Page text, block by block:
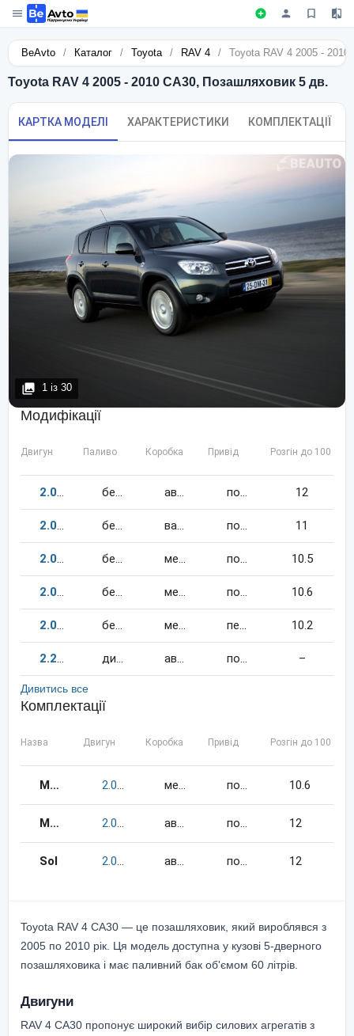
BeAvto / Каталог / Toyota / RAV 4 / Toyota RAV 4 2005 -
Toyota RAV 4 2005 - 2010 CA30, Позашляховик 5 дв.
КАРТКА МОДЕЛІ ХАРАКТЕРИСТИКИ КОМПЛЕКТАЦІЇ
1 із 30
Модифікації
Двигун Паливо Коробка Привід Розгін до 100 км/
2.0152 бензин автомат повний 12
2.0158 бензин варіатор повний 11
2.0158 бензин механіка повний 10.5
2.0152 бензин механіка повний 10.6
2.0158 бензин механіка передній 10.2
2.2134 дизель автомат повний –
Дивитись все
Комплектації
Назва Двигун Коробка Привід Розгін до 100 км/
Moon 2.0152 бензин
механіка повний 10.6
Moon+ 2.0152 бензин
автомат повний 12
Sol 2.0152 бензин
автомат повний 12
Toyota RAV 4 CA30 — це позашляховик, який вироблявся з
2005 по 2010 рік. Ця модель доступна у кузові 5-дверного
позашляховика і має паливний бак об'ємом 60 літрів.
Двигуни
RAV 4 CA30 пропонує широкий вибір силових агрегатів з